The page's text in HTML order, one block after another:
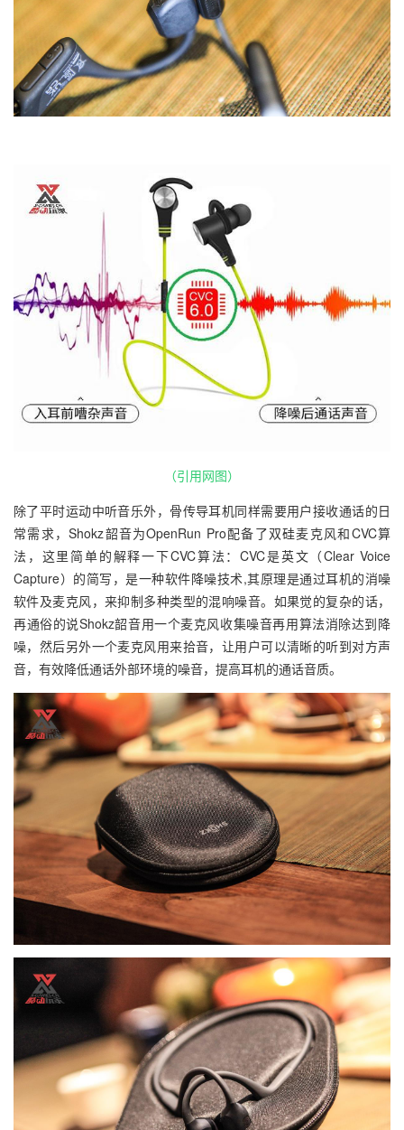
（引用网图）
除了平时运动中听音乐外，骨传导耳机同样需要用户接收通话的日
常需求，Shokz韶音为OpenRun Pro配备了双硅麦克风和CVC算
法，这里简单的解释一下CVC算法：CVC是英文（Clear Voice
Capture）的简写，是一种软件降噪技术,其原理是通过耳机的消噪
软件及麦克风，来抑制多种类型的混响噪音。如果觉的复杂的话，
再通俗的说Shokz韶音用一个麦克风收集噪音再用算法消除达到降
噪，然后另外一个麦克风用来拾音，让用户可以清晰的听到对方声
音，有效降低通话外部环境的噪音，提高耳机的通话音质。